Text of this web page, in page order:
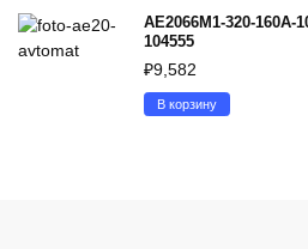
АЕ2066М1-320-160А-
104555
₽9,582
В корзину